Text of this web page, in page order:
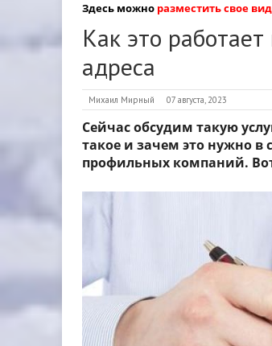
Здесь можно разместить свое
Как это
адреса
Михаил Мирный 07 августа, 2023
Сейчас обсудим такую
такое и зачем это нужно в
профильных компаний.